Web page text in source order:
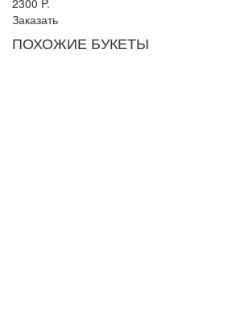
2300 P.
Заказать
ПОХОЖИЕ БУКЕТЫ